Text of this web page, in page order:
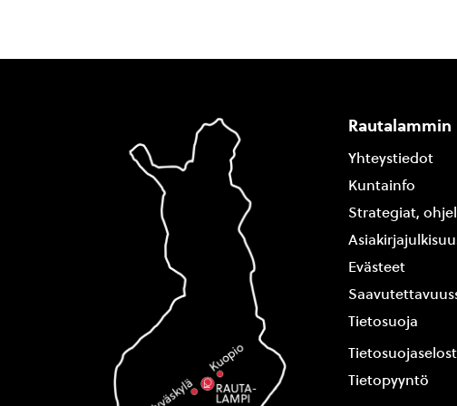
Rautalammin
Yhteystiedot
Kuntainfo
Strategiat,
Evästeet
Tietosuoja
Tietopyyntö